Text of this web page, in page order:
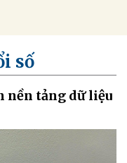
số
nền tảng dữ liệu